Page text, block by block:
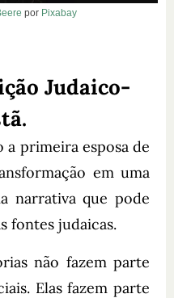
por Pixabay
Judaico-
primeira esposa de
em uma
narrativa que pode
fontes judaicas.
não fazem parte
Elas fazem parte